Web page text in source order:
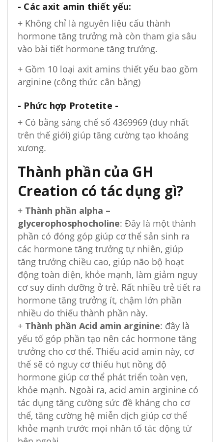
- Các axit amin thiết yếu:
+ Không chỉ là nguyên liệu cấu thành
hormone tăng trưởng mà còn tham gia sâu
vào bài tiết hormone tăng trưởng.
+ Gồm 10 loại axit amins thiết yếu bao gồm
arginine (công thức cân bằng)
- Phức hợp Protetite -
+ Có bằng sáng chế số 4369969 (duy nhất
trên thế giới) giúp tăng cường tạo khoáng
xương.
Thành phần của GH
Creation có tác dụng gì?
+ Thành phần alpha –
glycerophosphocholine: Đây là một thành
phần có đóng góp giúp cơ thể sản sinh ra
các hormone tăng trưởng tự nhiên, giúp
tăng trưởng chiều cao, giúp não bộ hoạt
động toàn diện, khỏe mạnh, làm giảm nguy
cơ suy dinh dưỡng ở trẻ. Rất nhiều trẻ tiết ra
hormone tăng trưởng ít, chậm lớn phần
nhiều do thiếu thành phần này.
+ Thành phần Acid amin arginine: đây là
yếu tố góp phần tạo nên các hormone tăng
trưởng cho cơ thể. Thiếu acid amin này, cơ
thể sẽ có nguy cơ thiếu hụt nồng độ
hormone giúp cơ thể phát triển toàn vẹn,
khỏe mạnh. Ngoài ra, acid amin arginine có
tác dụng tăng cường sức đề kháng cho cơ
thể, tăng cường hệ miễn dịch giúp cơ thể
khỏe mạnh trước mọi nhân tố tác động từ